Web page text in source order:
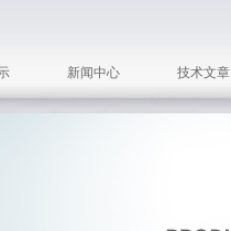
新闻中心 技术文章